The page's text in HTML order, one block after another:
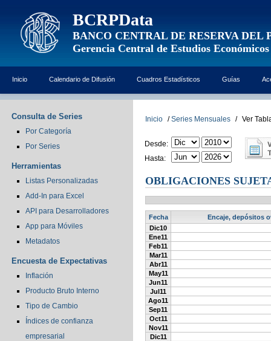
BCRPData
BANCO CENTRAL DE RESERVA DEL
Gerencia Central de Estudios Económicos
Inicio Calendario de Difusión Cuadros Estadísticos Guías
Consulta de Series
Por Categoría
Por Series
Herramientas
Listas Personalizadas
Add-In para Excel
API para Desarrolladores
App para Móviles
Metadatos
Encuesta de Expectativas
Inflación
Producto Bruto Interno
Tipo de Cambio
Índices de confianza
empresarial
Inicio / Series Mensuales / Ver
Desde:
Hasta:
OBLIGACIONES
Fecha
Encaje, depósitos
Dic10
Ene11
Feb11
Mar11
Abr11
May11
Jun11
Jul11
Ago11
Sep11
Oct11
Nov11
Dic11